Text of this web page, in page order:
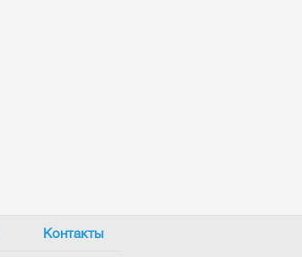
Контакты